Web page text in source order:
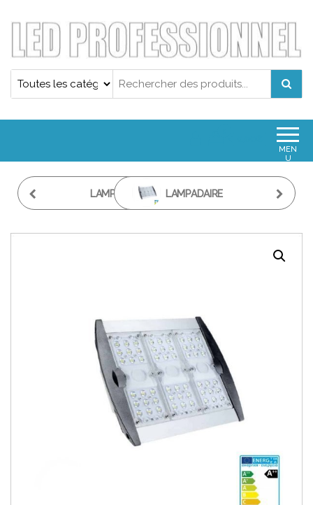
Projecteur led professionnel
Projecteur led professionnel
MEN
U
LAMPADAIRE LAMPADAIRE